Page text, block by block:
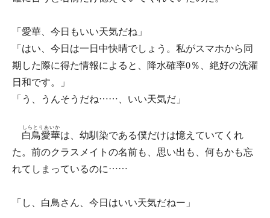
「愛華、今日もいい天気だね」
「はい、今日は一日中快晴でしょう。私がスマホから同
期した際に得た情報によると、降水確率0％、絶好の洗濯
日和です。」
「う、うんそうだね……、いい天気だ」
白鳥愛華
しらとりあいか
は、幼馴染である僕だけは憶えていてくれ
た。前のクラスメイトの名前も、思い出も、何もかも忘
れてしまっているのに……
「し、白鳥さん、今日はいい天気だねー」